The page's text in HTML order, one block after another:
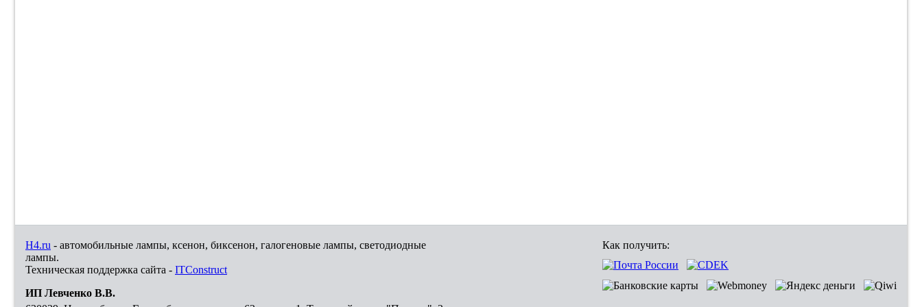
H4.ru - автомобильные лампы, ксенон, биксенон, галогеновые лампы, светодиодные
лампы.
Техническая поддержка сайта - ITConstruct
ИП Левченко В.В.
Как получить: